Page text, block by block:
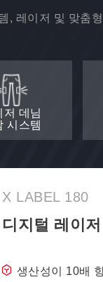
, 레이저 및 맞춤
저 데님
시스템
VC9-1670T/N
AI SCCD
X LABEL 180
디지털 레이
생산성이 10배